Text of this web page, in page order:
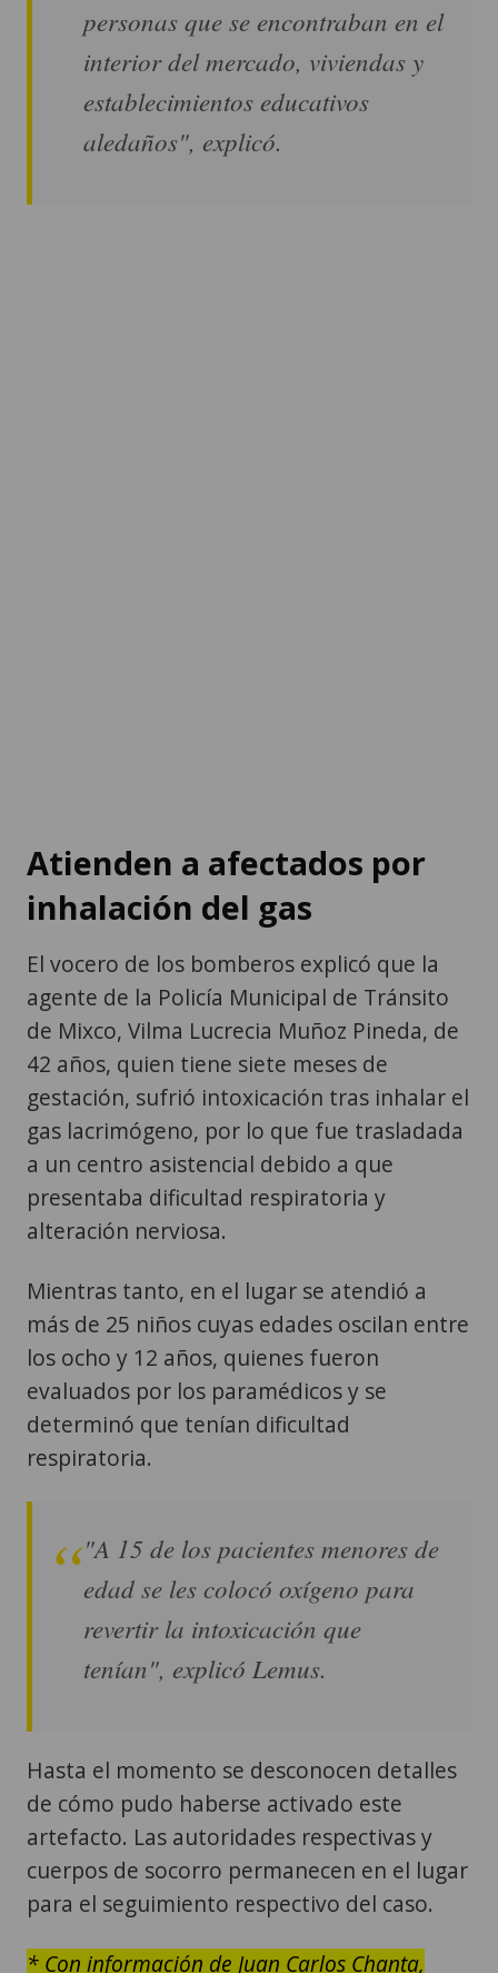
personas que se encontraban en el
interior del mercado, viviendas y
establecimientos educativos
aledaños", explicó.
Atienden a afectados por
inhalación del gas
El vocero de los bomberos explicó que la
agente de la Policía Municipal de Tránsito
de Mixco, Vilma Lucrecia Muñoz Pineda, de
42 años, quien tiene siete meses de
gestación, sufrió intoxicación tras inhalar el
gas lacrimógeno, por lo que fue trasladada
a un centro asistencial debido a que
presentaba dificultad respiratoria y
alteración nerviosa.
Mientras tanto, en el lugar se atendió a
más de 25 niños cuyas edades oscilan entre
los ocho y 12 años, quienes fueron
evaluados por los paramédicos y se
determinó que tenían dificultad
respiratoria.
"A 15 de los pacientes menores de
edad se les colocó oxígeno para
revertir la intoxicación que
tenían", explicó Lemus.
Hasta el momento se desconocen detalles
de cómo pudo haberse activado este
artefacto. Las autoridades respectivas y
cuerpos de socorro permanecen en el lugar
para el seguimiento respectivo del caso.
* Con información de Juan Carlos Chanta,